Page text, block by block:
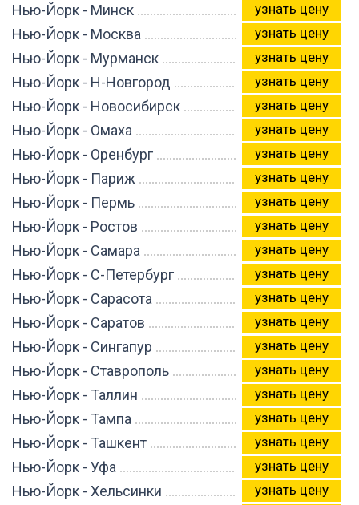
Нью-Йорк - Минск узнать цену
Нью-Йорк - Москва узнать цену
Нью-Йорк - Мурманск узнать цену
Нью-Йорк - Н-Новгород узнать цену
Нью-Йорк - Новосибирск узнать цену
Нью-Йорк - Омаха узнать цену
Нью-Йорк - Оренбург узнать цену
Нью-Йорк - Париж узнать цену
Нью-Йорк - Пермь узнать цену
Нью-Йорк - Ростов узнать цену
Нью-Йорк - Самара узнать цену
Нью-Йорк - С-Петербург узнать цену
Нью-Йорк - Сарасота узнать цену
Нью-Йорк - Саратов узнать цену
Нью-Йорк - Сингапур узнать цену
Нью-Йорк - Ставрополь узнать цену
Нью-Йорк - Таллин узнать цену
Нью-Йорк - Тампа узнать цену
Нью-Йорк - Ташкент узнать цену
Нью-Йорк - Уфа узнать цену
Нью-Йорк - Хельсинки узнать цену